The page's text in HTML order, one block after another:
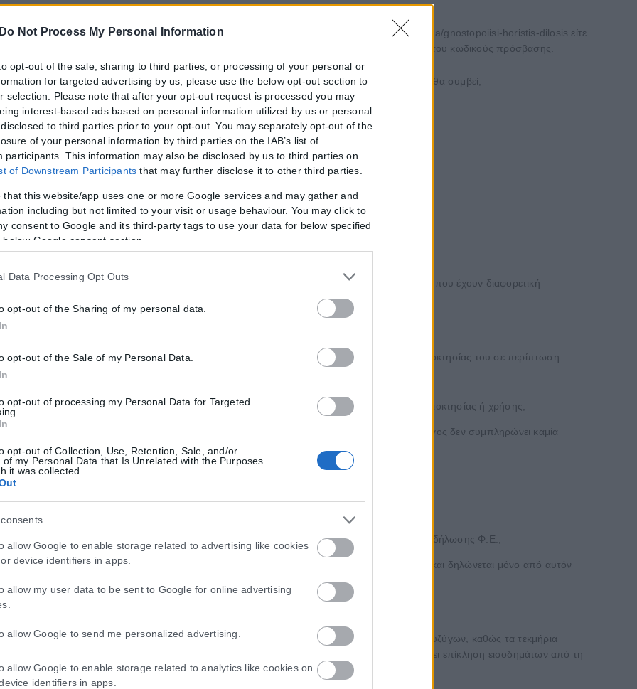
Do Not Process My Personal Information
opt-out of the sale, sharing to third parties, or processing of your personal or
for targeted advertising by us, please use the below opt-out section to
selection. Please note that after your opt-out request is processed you may
interest-based ads based on personal information utilized by us or personal
to third parties prior to your opt-out. You may separately opt-out of the
of your personal information by third parties on the IAB’s list of
participants. This information may also be disclosed by us to third parties on
of Downstream Participants that may further disclose it to other third parties.
that this website/app uses one or more Google services and may gather and
including but not limited to your visit or usage behaviour. You may click to
consent to Google and its third-party tags to use your data for below specified
Google consent section.
Data Processing Opt Outs
opt-out of the Sharing of my personal data.
opt-out of the Sale of my Personal Data.
opt-out of processing my Personal Data for Targeted
opt-out of Collection, Use, Retention, Sale, and/or
of my Personal Data that Is Unrelated with the Purposes
it was collected.
allow Google to enable storage related to advertising like cookies
device identifiers in apps.
allow my user data to be sent to Google for online advertising
allow Google to send me personalized advertising.
allow Google to enable storage related to analytics like cookies on
identifiers in apps.
δήλωση φορολογίας εισοδήματος;
στον διαδικτυακό τόπο www.aade.gr, στον σύνδεσμο: https://www.aade.gr/polites/eisodima/gnostopoiisi-horistis-dilosis είτε
για τον σκοπό αυτό εξουσιοδοτημένο λογιστή – φοροτεχνικό, με τους προσωπικούς του κωδικούς πρόσβασης.
υποβολής χωριστής δήλωσης φορολογίας εισοδήματος μέχρι τις 28 Φεβρουαρίου 2022, τι θα συμβεί;
για το φορολογικό έτος 2020.
συμψηφισμός φόρου μεταξύ συζύγων και βεβαίωση στο όνομα του συζύγου;
συμψηφισμός χρεωστικού και πιστωτικού ποσού μεταξύ των συζύγων.
συζύγων;
υποβολή χωριστών δηλώσεων Φ.Ε. από τους συζύγους.
που έχουν διαφορετική φορολογική κατοικία;
διότι προβλέπεται ήδη χωριστή φορολογική αντιμετώπιση στις κοινές δηλώσεις συζύγων που έχουν διαφορετική
δηλώσεων;
αντίστοιχους κωδικούς κύριας κατοικίας. Ο κάθε σύζυγος συμπληρώνει το ποσοστό ιδιοκτησίας του σε περίπτωση
μισθωμένης κατοικίας και το ποσοστό της δωρεάν παραχώρησης, αντίστοιχα.
Ε1 η κύρια κατοικία όταν ένας εκ των δύο συζύγων δεν διαθέτει καθόλου ποσοστό συνιδιοκτησίας ή χρήσης;
ή χρήσης, συμπληρώνει στον πίνακα 6 την ένδειξη “συνοίκηση με σύζυγο”. Ο άλλος σύζυγος δεν συμπληρώνει καμία
στις χωριστές δηλώσεις Φ.Ε.;
τέκνα δηλώνονται ως εξαρτώμενα μέλη και από τους δύο συζύγους.
από τον κοινό γάμο στις χωριστές δηλώσεις Φ.Ε. όταν αυτό δεν έχει υποχρέωση υποβολής δήλωσης Φ.Ε.;
του τέκνου, προστίθεται στα εισοδήματα του γονέα που έχει το μεγαλύτερο εισόδημα και δηλώνεται μόνο από αυτόν
χωριστές δηλώσεις Φ.Ε. συζύγων;
του οικογενειακού εισοδήματος για την κάλυψη των επιμέρους τεκμηρίων καθενός εκ των συζύγων, καθώς τα τεκμήρια
Όσον αφορά τη δυνατότητα κάλυψης τεκμηρίων με ανάλωση κεφαλαίου, δεν μπορεί να γίνει επίκληση εισοδημάτων από τη